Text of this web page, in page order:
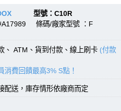
型號：C10R
條碼/廠家型號 ：F
、 ATM、貨到付款、線上刷卡 (付款
消費回饋最高3% S點！
配送，庫存情形依廠商而定